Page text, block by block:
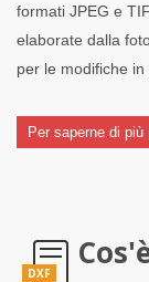
formati JPEG e
elaborate dalla
per le modifiche in
Per saperne di più
DXF